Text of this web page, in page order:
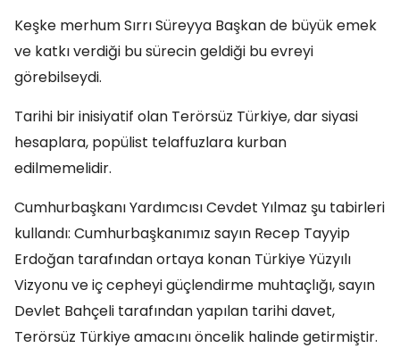
Keşke merhum Sırrı Süreyya Başkan de büyük emek
ve katkı verdiği bu sürecin geldiği bu evreyi
görebilseydi.
Tarihi bir inisiyatif olan Terörsüz Türkiye, dar siyasi
hesaplara, popülist telaffuzlara kurban
edilmemelidir.
Cumhurbaşkanı Yardımcısı Cevdet Yılmaz şu tabirleri
kullandı: Cumhurbaşkanımız sayın Recep Tayyip
Erdoğan tarafından ortaya konan Türkiye Yüzyılı
Vizyonu ve iç cepheyi güçlendirme muhtaçlığı, sayın
Devlet Bahçeli tarafından yapılan tarihi davet,
Terörsüz Türkiye amacını öncelik halinde getirmiştir.